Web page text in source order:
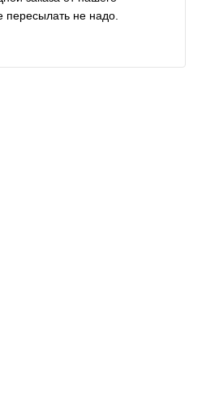
пересылать не надо.